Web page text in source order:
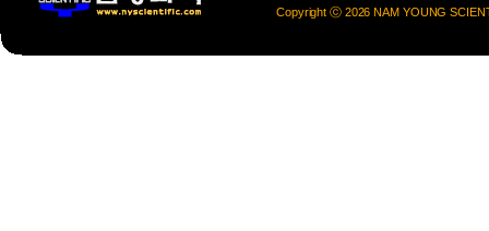
Copyright ⓒ 2026 NAM YOUNG